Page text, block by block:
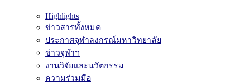
Highlights
ข่าวสารทั้งหมด
ประกาศจุฬาลงกรณ์มหาวิทยาลัย
ข่าวจุฬาฯ
งานวิจัยและนวัตกรรม
ความร่วมมือ